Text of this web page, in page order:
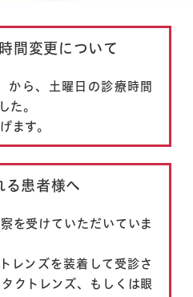
間変更について
から、土曜日の診療時間
た。
ます。
る患者様へ
を受けていただいていま
レンズを装着して受診さ
クトレンズ、
もしくは眼